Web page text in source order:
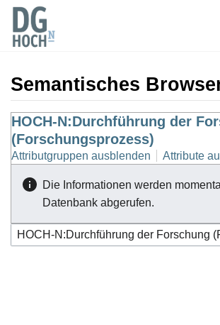
Semantisches
Wechseln zu:Navigation,Suche
HOCH-N:Durchführung der
(Forschungsprozess)
Attributgruppen ausblenden Attribute
Die Informationen werden
Datenbank abgerufen.